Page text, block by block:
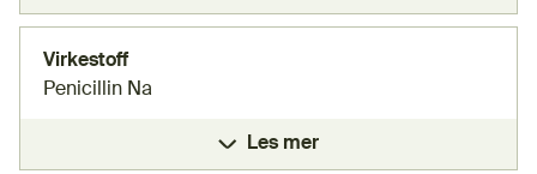
Virkestoff
Penicillin Na
Les mer